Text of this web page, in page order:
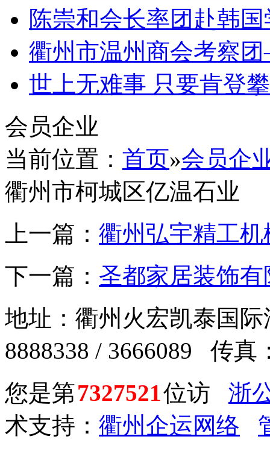
陈崇和会长率团赴韩
衢州市温州商会考察
世上无难事 只要肯登
会员企业
当前位置： 首页»会员企
衢州市柯城区亿温石业
上一篇： 衢州弘宇精工
下一篇： 圣都家居装饰
地址：衢州火宏凯泰国
8888338 / 3666089 传真
您是第7327521位访 浙
术支持： 衢州企运网络